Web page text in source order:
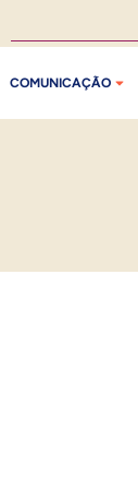
COMUNICAÇÃO